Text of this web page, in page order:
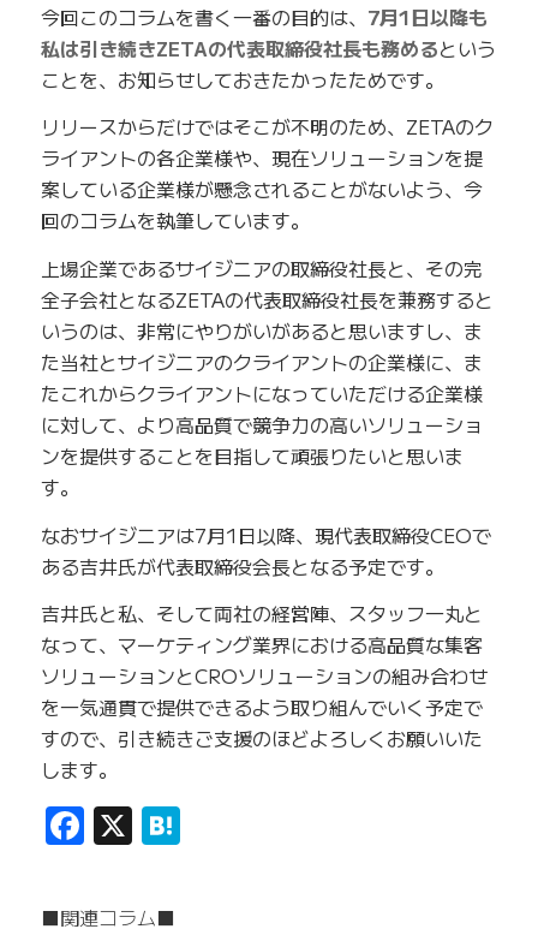
今回このコラムを書く一番の目的は、 7月1日以降も
私は引き続きZETAの代表取締役社長も務めるという
ことを、お知らせしておきたかったためです。
リリースからだけではそこが不明のため、ZETAのク
ライアントの各企業様や、現在ソリューションを提
案している企業様が懸念されることがないよう、今
回のコラムを執筆しています。
上場企業であるサイジニアの取締役社長と、その完
全子会社となるZETAの代表取締役社長を兼務すると
いうのは、非常にやりがいがあると思いますし、ま
た当社とサイジニアのクライアントの企業様に、ま
たこれからクライアントになっていただける企業様
に対して、より高品質で競争力の高いソリューショ
ンを提供することを目指して頑張りたいと思いま
す。
なおサイジニアは7月1日以降、現代表取締役CEOで
ある吉井氏が代表取締役会長となる予定です。
吉井氏と私、そして両社の経営陣、スタッフ一丸と
なって、マーケティング業界における高品質な集客
ソリューションとCROソリューションの組み合わせ
を一気通貫で提供できるよう取り組んでいく予定で
すので、引き続きご支援のほどよろしくお願いいた
します。
Facebook
X Hatena
■関連コラム■